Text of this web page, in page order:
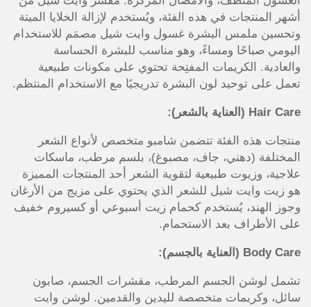
أشهر المنتجات في هذه الفئة، ويُستخدم لإزالة الخلايا الميتة
وتحسين ملمس البشرة غسول وايت شيل مصمَم للاستخدام
اليومي صباحًا ومساءً، وهو مناسب للبشرة الحساسة
والعادية. الكريمات المفتِحة تحتوي على مكونات طبيعية
تعمل على توحيد لون البشرة تدريجيًا مع الاستخدام المنتظم.
Hair Care (العناية بالشعر):
منتجات هذه الفئة تتضمن شامبو متخصص لأنواع الشعر
المختلفة (دهني، جاف، مصبوغ)، بلسم مرطب، ماسكات
علاجية، وزيوت طبيعية لتقوية الشعر أحد المنتجات المميزة
هو زيت وايت شيل للشعر الذي يحتوي على مزيج من الأرغان
وجوز الهند، يُستخدم كحمام زيت أسبوعي أو كسيروم خفيف
على الأطراف بعد الاستحمام.
Body Care (العناية بالجسم):
تشمل لوشن الجسم المرطب، مقشرات الجسم، صابون
سائل، وكريمات متخصصة لليدين والقدمين. لوشن وايت